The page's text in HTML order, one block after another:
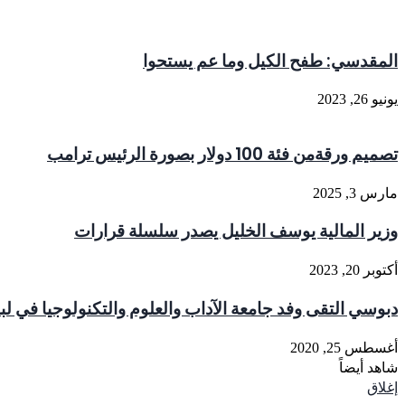
المقدسي: طفح الكيل وما عم يستحوا
يونيو 26, 2023
تصميم ورقةمن فئة 100 دولار بصورة الرئيس ترامب
مارس 3, 2025
وزير المالية يوسف الخليل يصدر سلسلة قرارات
أكتوبر 20, 2023
دبوسي التقى وفد جامعة الآداب والعلوم والتكنولوجيا في
أغسطس 25, 2020
شاهد أيضاً
إغلاق